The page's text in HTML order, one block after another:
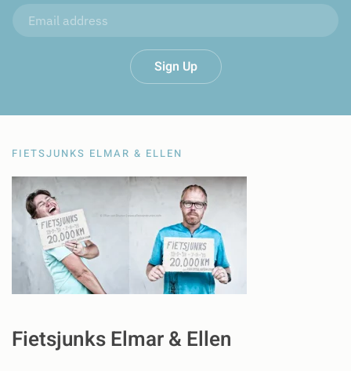
Sign Up
FIETSJUNKS ELMAR & ELLEN
Fietsjunks Elmar & Ellen